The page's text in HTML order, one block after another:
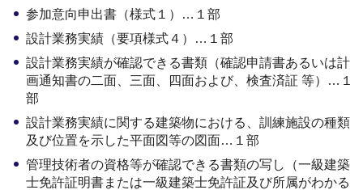
参加意向申出書（様式１）…１部
設計業務実績（要項様式４）…１部
設計業務実績が確認できる書類（確認申請書あるいは計
画通知書の二面、三面、四面および、検査済証 等）…１
部
設計業務実績に関する建築物における、訓練施設の種類
及び位置を示した平面図等の図面…１部
管理技術者の資格等が確認できる書類の写し（一級建築
士免許証明書または一級建築士免許証及び所属がわかる